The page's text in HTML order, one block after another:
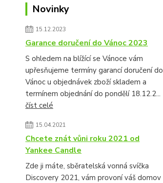
Novinky
15.12.2023
Garance doručení do Vánoc 2023
S ohledem na blížící se Vánoce vám
upřesňujeme termíny garancí doručení do
Vánoc u objednávek zboží skladem a
termínem objednání do pondělí 18.12.2...
číst celé
15.04.2021
Chcete znát vůni roku 2021 od
Yankee Candle
Zde ji máte, sběratelská vonná svíčka
Discovery 2021, vám provoní váš domov